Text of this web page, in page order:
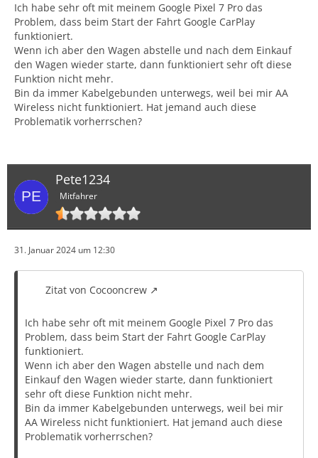
Ich habe sehr oft mit meinem Google Pixel 7 Pro das
Problem, dass beim Start der Fahrt Google CarPlay
funktioniert.
Wenn ich aber den Wagen abstelle und nach dem Einkauf
den Wagen wieder starte, dann funktioniert sehr oft diese
Funktion nicht mehr.
Bin da immer Kabelgebunden unterwegs, weil bei mir AA
Wireless nicht funktioniert. Hat jemand auch diese
Problematik vorherrschen?
Pete1234
Mitfahrer
31. Januar 2024 um 12:30
Zitat von Cocooncrew
Ich habe sehr oft mit meinem Google Pixel 7 Pro das
Problem, dass beim Start der Fahrt Google CarPlay
funktioniert.
Wenn ich aber den Wagen abstelle und nach dem
Einkauf den Wagen wieder starte, dann funktioniert
sehr oft diese Funktion nicht mehr.
Bin da immer Kabelgebunden unterwegs, weil bei mir
AA Wireless nicht funktioniert. Hat jemand auch diese
Problematik vorherrschen?